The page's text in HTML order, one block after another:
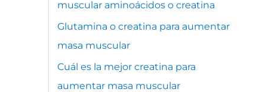
muscular aminoácidos o creatina
Glutamina o creatina para aumentar
masa muscular
Cuál es la mejor creatina para
aumentar masa muscular